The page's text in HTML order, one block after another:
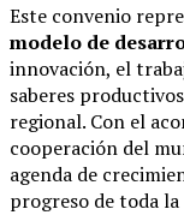
Este convenio
modelo de
innovación, el
saberes
regional. Con el
cooperación del
agenda de
progreso de toda